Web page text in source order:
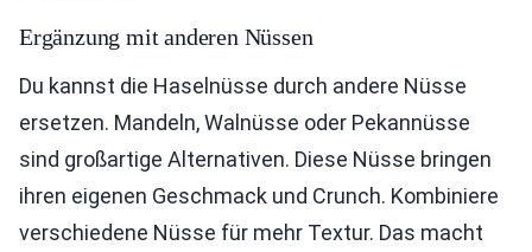
Ergänzung mit anderen Nüssen
Du kannst die Haselnüsse durch andere Nüsse
ersetzen. Mandeln, Walnüsse oder Pekannüsse
sind großartige Alternativen. Diese Nüsse bringen
ihren eigenen Geschmack und Crunch. Kombiniere
verschiedene Nüsse für mehr Textur. Das macht